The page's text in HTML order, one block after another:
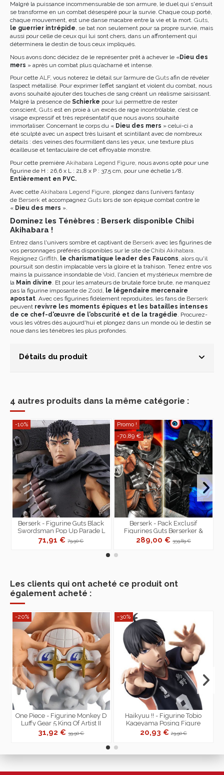
Malgré la puissance incommensurable de son armure, le duel qui s'ensuit
se transforme en un combat désespéré pour la survie. Chaque coup porté,
chaque mouvement, est une danse macabre entre la vie et la mort.Guts,
le guerrier intrépide, se bat non seulement pour sa propre survie, mais
aussi pour celle de ceux qui lui sont chers, dans un affrontement qui
déterminera le destin de tous ceux impliqués.
Nous avons donc décidez de le représenter prêt à achever le «Dieu des
mers » après un combat plus qu’acharné et intense.
Pour cetteALF, vous noterez le détail sur l’armure deGuts afin de révéler
l’aspect métallisé. Pour exprimer l’effet sanglant et violent du combat, nous
avons souhaité ajouter des touches de sang créant un réalisme saisissant.
Malgré la présence deSchierke pour lui permettre de rester
conscient,Guts est en proie à un excès de rage incontrôlable, c’est ce
visage expressif et très représentatif que nous avons souhaité
immortaliser. Concernant le corps du « Dieu des mers » celui-ci a
été sculpté avec un aspect très luisant et scintillant avec de nombreux
détails : des veines des fourmillent dans les yeux, une texture plus
écailleuse et tentaculaire de cet effroyable monstre.
Pour cette premièreAkihabara Legend Figure, nous avons opté pour une
figurine de H : 26,6 x L : 21,8 x P : 37,5 cm, pour une échelle 1/8.
Entièrement en PVC.
Avec cetteAkihabara Legend Figure , plongez dans l’univers fantasy
de Berserk et accompagnezGuts lors de son épique combat contre le
« Dieu des mers ».
Dominez les Ténèbres : Berserk disponible Chibi
Akihabara !
Entrez dans l'univers sombre et captivant de Berserk avec les figurines de
vos personnages préférés disponibles sur le site deChibi Akihabara.
RejoignezGriffith, le charismatique leader des Faucons, alors qu'il
poursuit son destin implacable vers la gloire et la trahison. Tenez entre vos
mains la puissance insondable deVoid, l'ancien et mystérieux membre de
la Main divine. Et pour les amateurs de brutale force brute, ne manquez
pas la figurine imposante de Zodd, le légendaire mercenaire
apostat. Avec ces figurines fidèlement reproduites, les fans de Berserk
peuvent revivre les moments épiques et les batailles intenses
de ce chef-d'œuvre de l'obscurité et de la tragédie. Procurez-
vous les vôtres dès aujourd'hui et plongez dans un monde où le destin se
noue dans les ténèbres les plus profondes.
Détails du produit
4 autres produits dans la même catégorie :
-10%
Berserk - Figurine Guts Black
Swordsman Pop Up Parade L
Size
71,91 €79,90 €
Promo !
-70,89 €
Berserk - Pack Exclusif
Figurines Guts Berserker &
Guts Akihabara Legend Figure
289,00 € 359,89 €
Les clients qui ont acheté ce produit ont
également acheté :
-20%
One Piece - Figurine Monkey D
Luffy Gear 5 King Of Artist II
31,92 €39,90 €
-30%
Haikyuu !! - Figurine Tobio
Kageyama Posing Figure
20,93 € 29,90 €